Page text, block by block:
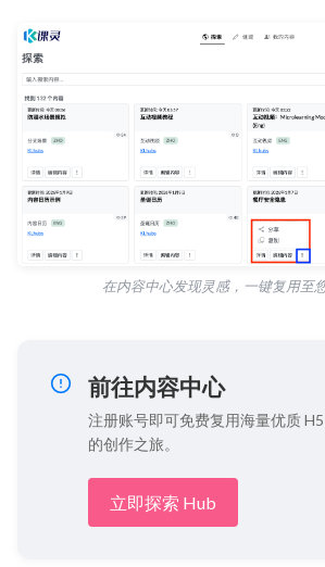
在内容中心发现灵感，一键复用至
前往内容中心
注册账号即可免费复用海量优质
的创作之旅。
立即探索 Hub